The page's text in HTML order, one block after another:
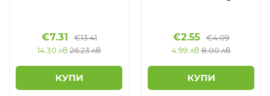
€7.31 €13.41
14.30 лв 26.23 лв
КУПИ
€2.55 €4.09
4.99 лв 8.00 лв
КУПИ